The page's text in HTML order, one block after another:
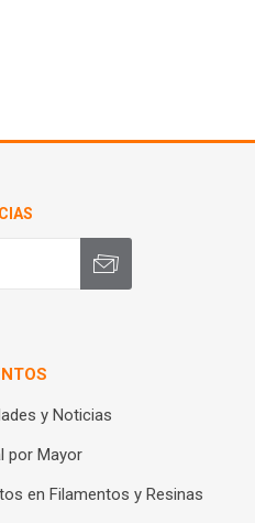
y Noticias
por Mayor
en Filamentos y Resinas